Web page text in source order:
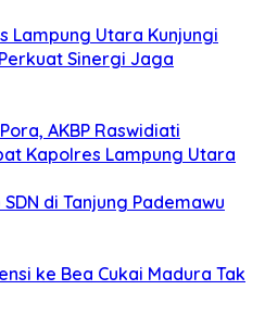
Lampung Utara Kunjungi
Sinergi Jaga
AKBP Raswidiati
Kapolres Lampung Utara
di Tanjung Pademawu
ke Bea Cukai Madura Tak